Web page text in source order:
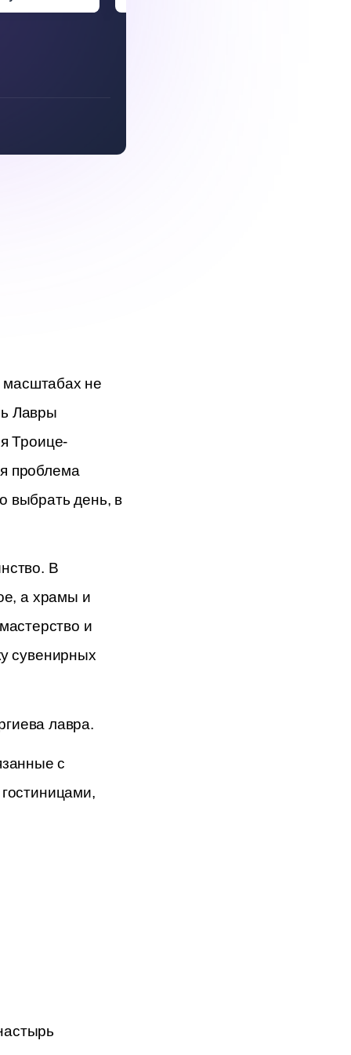
масштабах не
Лавры
Троице-
проблема
выбрать день, в
В
а храмы и
и
сувенирных
лавра.
с